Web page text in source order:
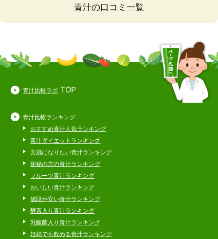
青汁の口コミ一覧
青汁比較ラボ TOP
青汁比較ランキング
おすすめ青汁人気ランキング
青汁ダイエットランキング
美肌になりたい青汁ランキング
便秘の方の青汁ランキング
フルーツ青汁ランキング
おいしい青汁ランキング
値段が安い青汁ランキング
酵素入り青汁ランキング
乳酸菌入り青汁ランキング
妊婦でも飲める青汁ランキング